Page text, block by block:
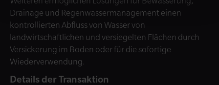
Drainage und Regenwassermanagement einen
kontrollierten Abfluss von Wasser von
landwirtschaftlichen und versiegelten Flächen durch
Versickerung im Boden oder für die sofortige
Wiederverwendung.
Details der Transaktion